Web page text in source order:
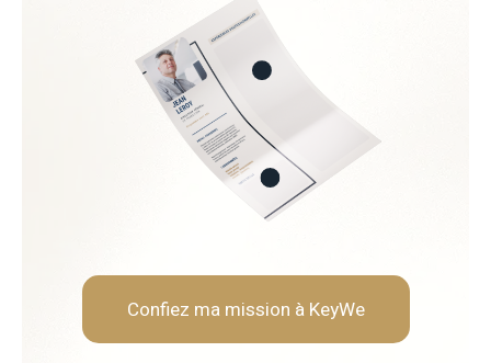
Soft Skills recherchées :
Vision stratégique et sens
Capacité à vulgariser les
Rigueur et orienté
Confiez ma mission à KeyWe